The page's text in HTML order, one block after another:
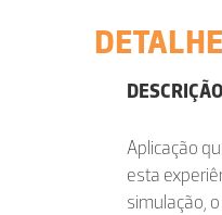
DESCRIÇÃO
Aplicação
esta
simulação,